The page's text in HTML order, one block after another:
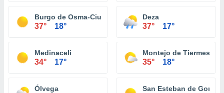
Burgo de Osma-Ciudad de Osma
37° 18°
Deza
37° 17°
Medinaceli
34° 17°
Montejo de Tiermes
35° 18°
Ólvega San Esteban de Gormaz